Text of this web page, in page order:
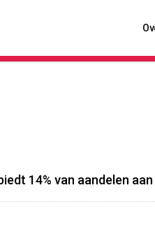
14% van aandelen